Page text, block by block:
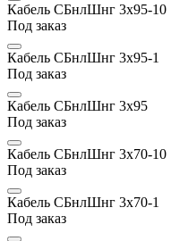
Кабель СБнлШнг 3х95-10
Под заказ
Кабель СБнлШнг 3х95-1
Под заказ
Кабель СБнлШнг 3х95
Под заказ
Кабель СБнлШнг 3х70-10
Под заказ
Кабель СБнлШнг 3х70-1
Под заказ